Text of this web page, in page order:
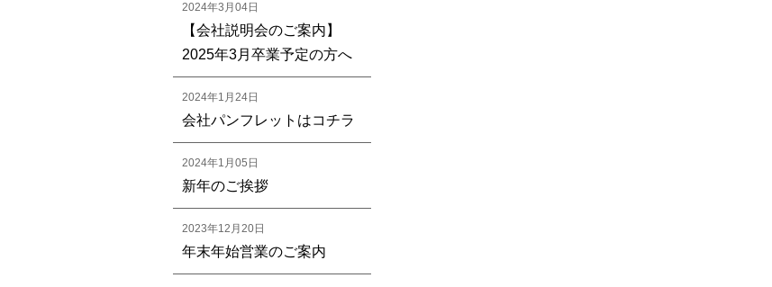
2024年3月04日
【会社説明会のご案内】
2025年3月卒業予定の方へ
2024年1月24日
会社パンフレットはコチラ
2024年1月05日
新年のご挨拶
2023年12月20日
年末年始営業のご案内